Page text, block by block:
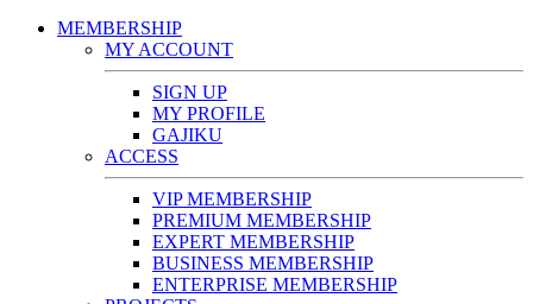
MEMBERSHIP
MY ACCOUNT
SIGN UP
MY PROFILE
GAJIKU
ACCESS
VIP MEMBERSHIP
PREMIUM MEMBERSHIP
EXPERT MEMBERSHIP
BUSINESS MEMBERSHIP
ENTERPRISE MEMBERSHIP